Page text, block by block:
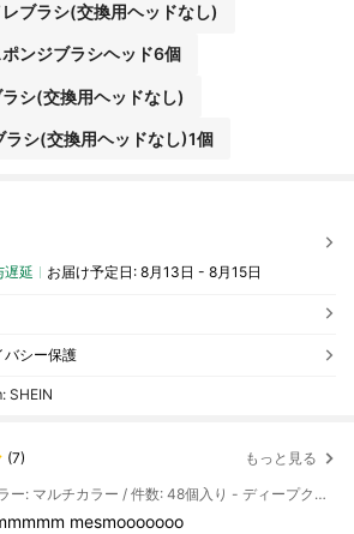
ブラシ(交換用ヘッドなし)
ンジブラシヘッド6個
シ(交換用ヘッドなし)
ラシ(交換用ヘッドなし)1個
遅延 お届け予定日: 8月13日 - 8月15日
バシー保護
SHEIN
(7) もっと見る
カラー: マルチカラー / 件数: 48個入り - ディープクリーニングブラシヘッド / スタイルタイプ: 改良され厚みが増した交換用ヘッド
mesmooooooo